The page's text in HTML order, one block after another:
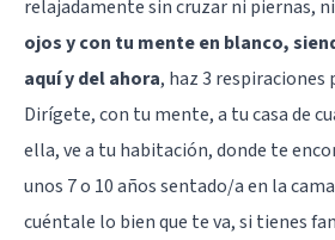
relajadamente sin cruzar ni piernas,
ojos y con tu mente en blanco,
aquí y del ahora, haz 3 respiraciones
Dirígete, con tu mente, a tu casa de
ella, ve a tu habitación, donde te
unos 7 o 10 años sentado/a en la
cuéntale lo bien que te va, si tienes